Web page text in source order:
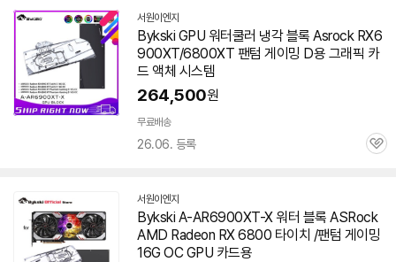
서원이엔지네
이
버
페
Bykski GPU 워터쿨러 냉각 블록 Asrock RX6
900XT/6800XT 팬텀 게이밍 D용 그래픽 카
드 액체 시스템
264,500원
무료배송
26.06. 등록
관
서원이엔지네
이
버
페
Bykski A-AR6900XT-X 워터 블록 ASRock
AMD Radeon RX 6800 타이치 /팬텀 게이밍
16G OC GPU 카드용